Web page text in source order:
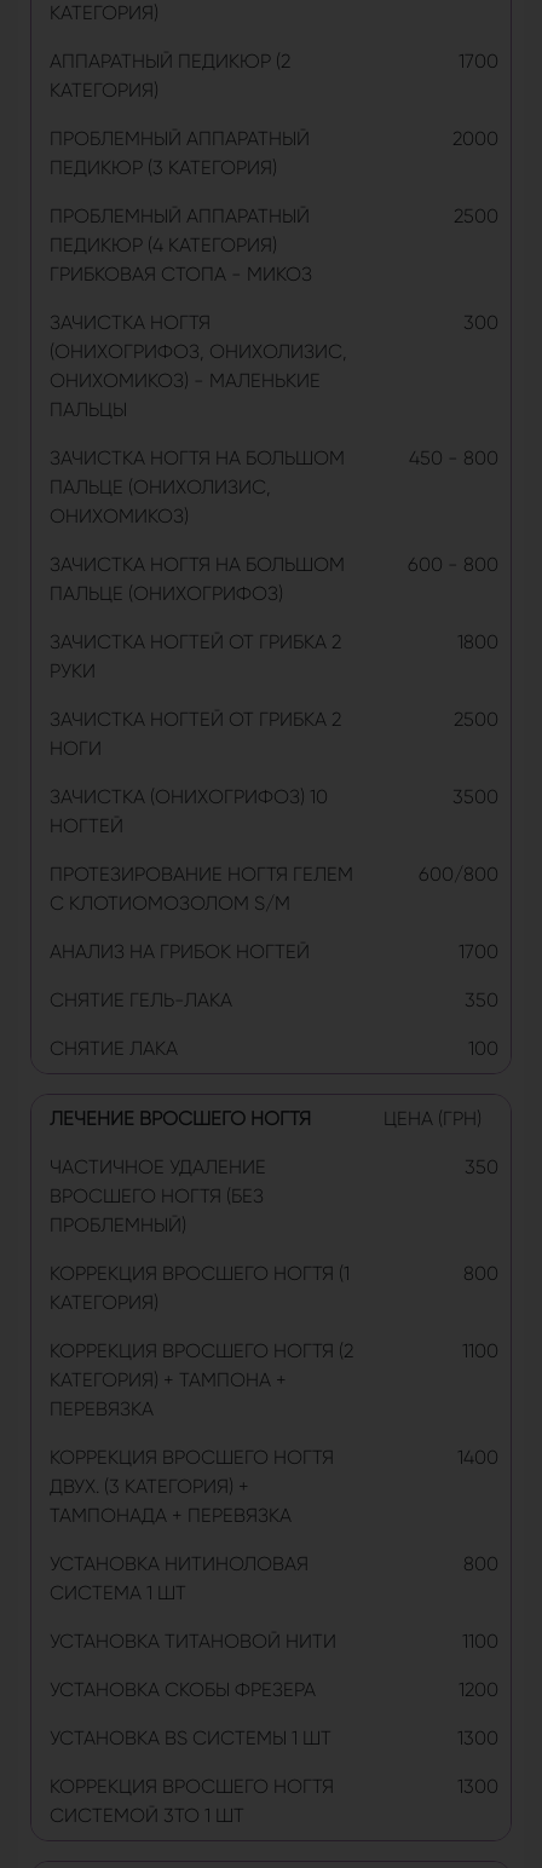
КАТЕГОРИЯ)
АППАРАТНЫЙ ПЕДИКЮР (2
КАТЕГОРИЯ)
1700
ПРОБЛЕМНЫЙ АППАРАТНЫЙ
ПЕДИКЮР (3 КАТЕГОРИЯ)
2000
ПРОБЛЕМНЫЙ АППАРАТНЫЙ
ПЕДИКЮР (4 КАТЕГОРИЯ)
ГРИБКОВАЯ СТОПА - МИКОЗ
2500
ЗАЧИСТКА НОГТЯ
(ОНИХОГРИФОЗ, ОНИХОЛИЗИС,
ОНИХОМИКОЗ) - МАЛЕНЬКИЕ
ПАЛЬЦЫ
300
ЗАЧИСТКА НОГТЯ НА БОЛЬШОМ
ПАЛЬЦЕ (ОНИХОЛИЗИС,
ОНИХОМИКОЗ)
450 - 800
ЗАЧИСТКА НОГТЯ НА БОЛЬШОМ
ПАЛЬЦЕ (ОНИХОГРИФОЗ)
600 - 800
ЗАЧИСТКА НОГТЕЙ ОТ ГРИБКА 2
РУКИ
1800
ЗАЧИСТКА НОГТЕЙ ОТ ГРИБКА 2
НОГИ
2500
ЗАЧИСТКА (ОНИХОГРИФОЗ) 10
НОГТЕЙ
3500
ПРОТЕЗИРОВАНИЕ НОГТЯ ГЕЛЕМ
С КЛОТИОМОЗОЛОМ S/M
600/800
АНАЛИЗ НА ГРИБОК НОГТЕЙ 1700
СНЯТИЕ ГЕЛЬ-ЛАКА 350
СНЯТИЕ ЛАКА 100
ЛЕЧЕНИЕ ВРОСШЕГО НОГТЯ ЦЕНА (ГРН)
ЧАСТИЧНОЕ УДАЛЕНИЕ
ВРОСШЕГО НОГТЯ (БЕЗ
ПРОБЛЕМНЫЙ)
350
КОРРЕКЦИЯ ВРОСШЕГО НОГТЯ (1
КАТЕГОРИЯ)
800
КОРРЕКЦИЯ ВРОСШЕГО НОГТЯ (2
КАТЕГОРИЯ) + ТАМПОНА +
ПЕРЕВЯЗКА
1100
КОРРЕКЦИЯ ВРОСШЕГО НОГТЯ
ДВУХ. (3 КАТЕГОРИЯ) +
ТАМПОНАДА + ПЕРЕВЯЗКА
1400
УСТАНОВКА НИТИНОЛОВАЯ
СИСТЕМА 1 ШТ
800
УСТАНОВКА ТИТАНОВОЙ НИТИ 1100
УСТАНОВКА СКОБЫ ФРЕЗЕРА 1200
УСТАНОВКА BS СИСТЕМЫ 1 ШТ 1300
КОРРЕКЦИЯ ВРОСШЕГО НОГТЯ
СИСТЕМОЙ 3TO 1 ШТ
1300